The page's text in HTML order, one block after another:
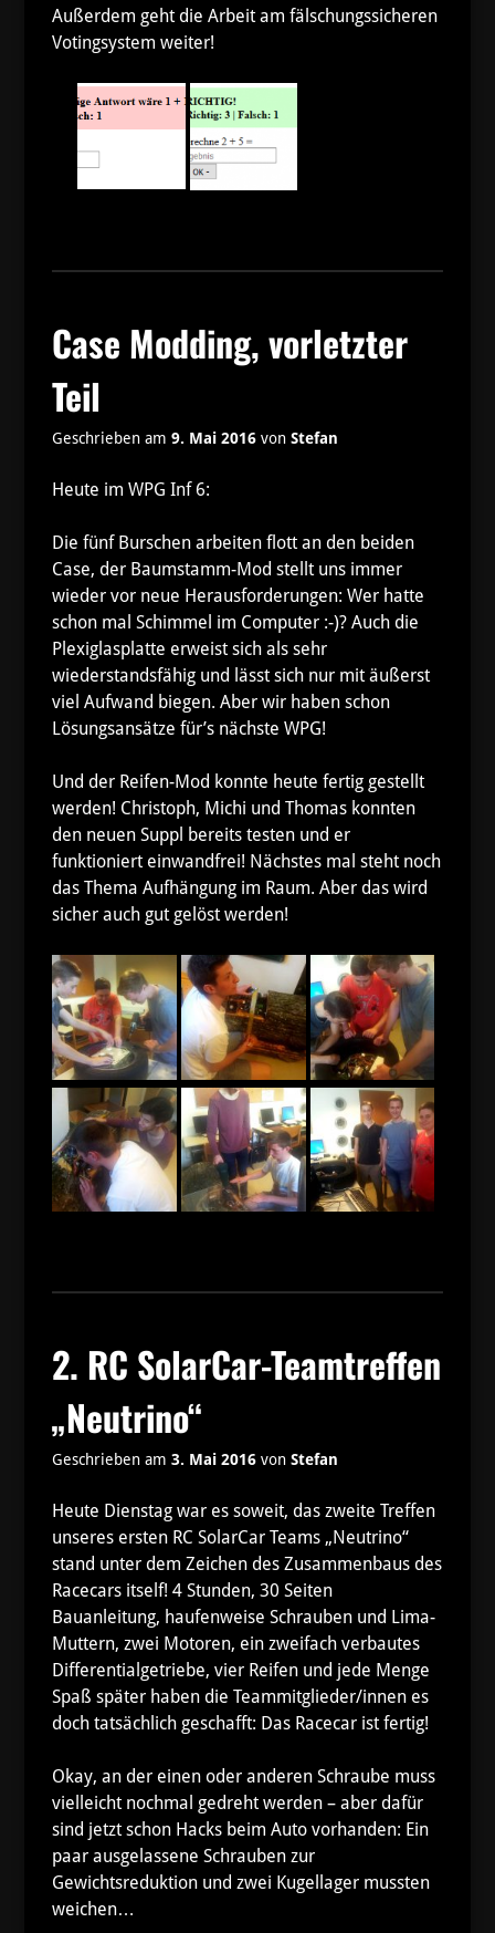
Außerdem geht die Arbeit am fälschungssicheren
Votingsystem weiter!
Case Modding, vorletzter
Teil
Geschrieben am 9. Mai 2016von Stefan
Heute im WPG Inf 6:
Die fünf Burschen arbeiten flott an den beiden
Case, der Baumstamm-Mod stellt uns immer
wieder vor neue Herausforderungen: Wer hatte
schon mal Schimmel im Computer :-)? Auch die
Plexiglasplatte erweist sich als sehr
wiederstandsfähig und lässt sich nur mit äußerst
viel Aufwand biegen. Aber wir haben schon
Lösungsansätze für’s nächste WPG!
Und der Reifen-Mod konnte heute fertig gestellt
werden! Christoph, Michi und Thomas konnten
den neuen Suppl bereits testen und er
funktioniert einwandfrei! Nächstes mal steht noch
das Thema Aufhängung im Raum. Aber das wird
sicher auch gut gelöst werden!
2. RC SolarCar-Teamtreffen
„Neutrino“
Geschrieben am 3. Mai 2016von Stefan
Heute Dienstag war es soweit, das zweite Treffen
unseres ersten RC SolarCar Teams „Neutrino“
stand unter dem Zeichen des Zusammenbaus des
Racecars itself! 4 Stunden, 30 Seiten
Bauanleitung, haufenweise Schrauben und Lima-
Muttern, zwei Motoren, ein zweifach verbautes
Differentialgetriebe, vier Reifen und jede Menge
Spaß später haben die Teammitglieder/innen es
doch tatsächlich geschafft: Das Racecar ist fertig!
Okay, an der einen oder anderen Schraube muss
vielleicht nochmal gedreht werden – aber dafür
sind jetzt schon Hacks beim Auto vorhanden: Ein
paar ausgelassene Schrauben zur
Gewichtsreduktion und zwei Kugellager mussten
weichen…